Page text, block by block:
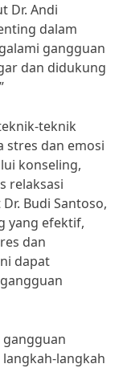
Dr. Andi
dalam
gangguan
dan didukung
teknik
stres dan emosi
konseling,
relaksasi
Budi Santoso,
yang efektif,
dan
dapat
langkah